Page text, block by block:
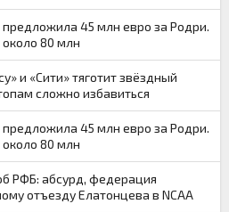
предложила 45 млн евро за Родри.
около 80 млн
и «Сити» тяготит звёздный
сложно избавиться
предложила 45 млн евро за Родри.
около 80 млн
РФБ: абсурд, федерация
отъезду Елатонцева в NCAA